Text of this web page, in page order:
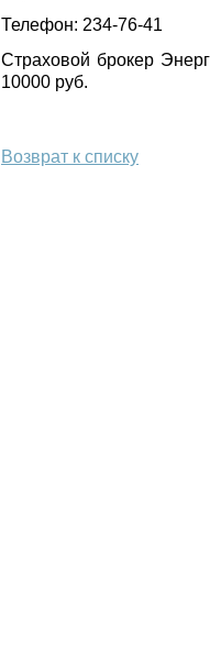
Телефон: 234-76-41
Страховой брокер
10000 руб.
Возврат к списку